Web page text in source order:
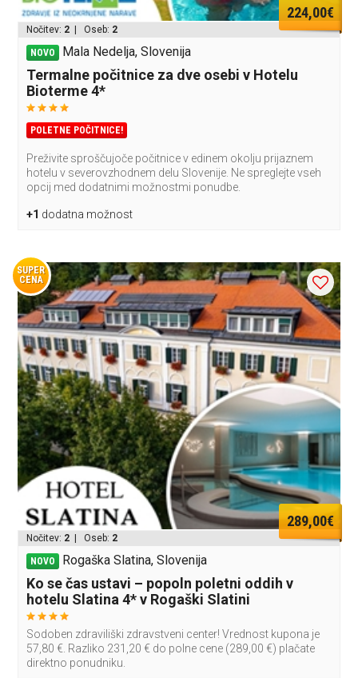
224,00€
Nočitev: 2 | Oseb: 2
NOVO Mala Nedelja, Slovenija
Termalne počitnice za dve osebi v Hotelu
Bioterme 4*
POLETNE POČITNICE!
Preživite sproščujoče počitnice v edinem okolju prijaznem
hotelu v severovzhodnem delu Slovenije. Ne spreglejte vseh
opcij med dodatnimi možnostmi ponudbe.
+1 dodatna možnost
SUPER
CENA
289,00€
Nočitev: 2 | Oseb: 2
NOVO Rogaška Slatina, Slovenija
Ko se čas ustavi – popoln poletni oddih v
hotelu Slatina 4* v Rogaški Slatini
Sodoben zdraviliški zdravstveni center! Vrednost kupona je
57,80 €. Razliko 231,20 € do polne cene (289,00 €) plačate
direktno ponudniku.